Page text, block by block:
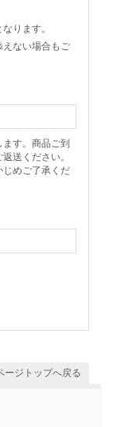
ります。
えない場合もご
す。商品ご到
送ください。
じめご了承くだ
ージトップへ戻る